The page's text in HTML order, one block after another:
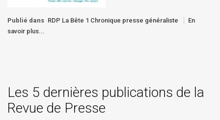
Publié dans RDP La Bête 1 Chronique presse généraliste
En
savoir plus...
Les 5 dernières publications de la
Revue de Presse